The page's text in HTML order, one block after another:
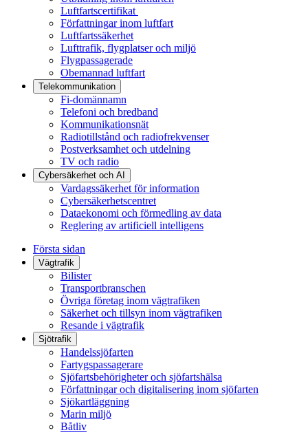
Luftfartscertifikat
Författningar inom luftfart
Luftfartssäkerhet
Lufttrafik, flygplatser och miljö
Flygpassagerade
Obemannad luftfart
Telekommunikation
Fi-domännamn
Telefoni och bredband
Kommunikationsnät
Radiotillstånd och radiofrekvenser
Postverksamhet och utdelning
TV och radio
Cybersäkerhet och AI
Vardagssäkerhet för information
Cybersäkerhetscentret
Dataekonomi och förmedling av data
Reglering av artificiell intelligens
Första sidan
Vägtrafik
Bilister
Transportbranschen
Övriga företag inom vägtrafiken
Säkerhet och tillsyn inom vägtrafiken
Resande i vägtrafik
Sjötrafik
Handelssjöfarten
Fartygspassagerare
Sjöfartsbehörigheter och sjöfartshälsa
Författningar och digitalisering inom sjöfarten
Sjökartläggning
Marin miljö
Båtliv